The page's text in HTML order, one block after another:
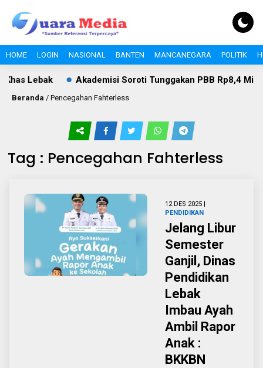
HOME LOGIN NASIONAL BANTEN MANCANEGARA POLITIK
Lebak Akademisi Soroti Tunggakan PBB Rp8,4 Miliar
Beranda / Pencegahan Fahterless
Tag : Pencegahan Fahterless
12 DES 2025 |
PENDIDIKAN
Jelang Libur
Semester
Ganjil, Dinas
Pendidikan
Lebak
Imbau Ayah
Ambil Rapor
Anak :
BKKBN